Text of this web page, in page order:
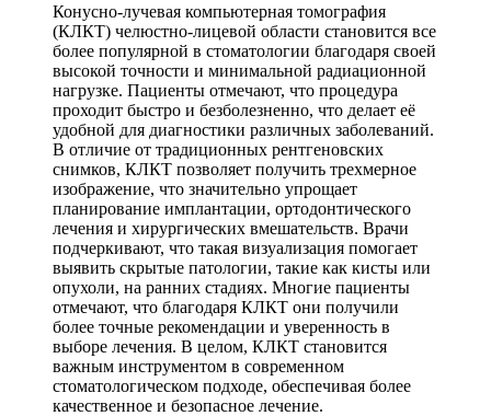
Конусно-лучевая компьютерная томография
(КЛКТ) челюстно-лицевой области становится все
более популярной в стоматологии благодаря своей
высокой точности и минимальной радиационной
нагрузке. Пациенты отмечают, что процедура
проходит быстро и безболезненно, что делает её
удобной для диагностики различных заболеваний.
В отличие от традиционных рентгеновских
снимков, КЛКТ позволяет получить трехмерное
изображение, что значительно упрощает
планирование имплантации, ортодонтического
лечения и хирургических вмешательств. Врачи
подчеркивают, что такая визуализация помогает
выявить скрытые патологии, такие как кисты или
опухоли, на ранних стадиях. Многие пациенты
отмечают, что благодаря КЛКТ они получили
более точные рекомендации и уверенность в
выборе лечения. В целом, КЛКТ становится
важным инструментом в современном
стоматологическом подходе, обеспечивая более
качественное и безопасное лечение.